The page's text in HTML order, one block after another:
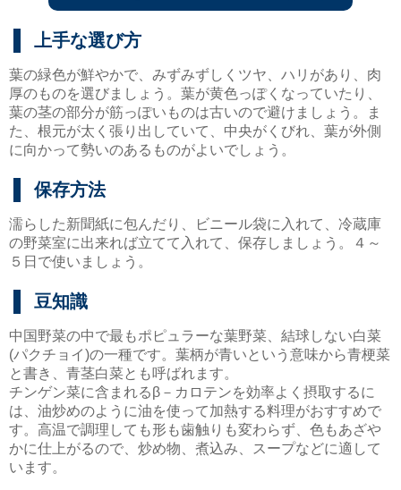
上手な選び方
葉の緑色が鮮やかで、みずみずしくツヤ、ハリがあり、肉
厚のものを選びましょう。葉が黄色っぽくなっていたり、
葉の茎の部分が筋っぽいものは古いので避けましょう。ま
た、根元が太く張り出していて、中央がくびれ、葉が外側
に向かって勢いのあるものがよいでしょう。
保存方法
濡らした新聞紙に包んだり、ビニール袋に入れて、冷蔵庫
の野菜室に出来れば立てて入れて、保存しましょう。４～
５日で使いましょう。
豆知識
中国野菜の中で最もポピュラーな葉野菜、結球しない白菜
(パクチョイ)の一種です。葉柄が青いという意味から青梗菜
と書き、青茎白菜とも呼ばれます。
チンゲン菜に含まれるβ－カロテンを効率よく摂取するに
は、油炒めのように油を使って加熱する料理がおすすめで
す。高温で調理しても形も歯触りも変わらず、色もあざや
かに仕上がるので、炒め物、煮込み、スープなどに適して
います。